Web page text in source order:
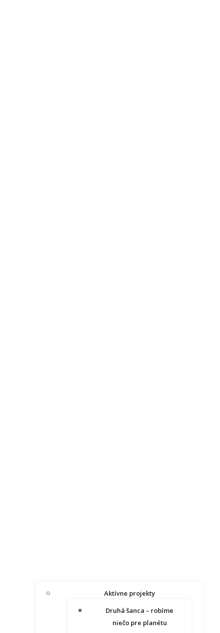
Aktívne projekty
Druhá šanca – robíme
niečo pre planétu